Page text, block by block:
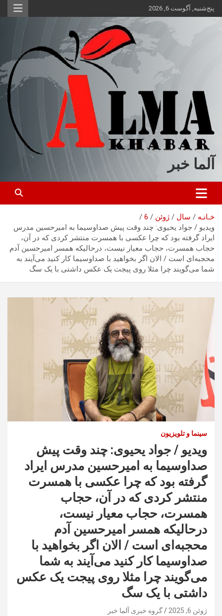
محتوا
پنج‌شنبه, آگوست 6, 2026
آلما خبر
خـانـه سال ژوئن
6
ویدیو / جواد یحیوی: چند وقت پیش صداوسیما به امیرحسین مدرس
ایراد گرفته بود که چرا عکسی با همسرت منتشر کردی که در آن،
حجاب همسرت، حجاب معیار نیست، درحالیکه همسر امیرحسین آدم
محجبه‌ای است / الان اگر بخواهید با صداوسیما کار کنید می‌آیند به
شما می‌گویند چرا مثلا روی پیجت یک عکس داشتی با یک سگ
سینما و تلویزیون
ویدیو / جواد یحیوی: چند وقت پیش
صداوسیما به امیرحسین مدرس ایراد
گرفته بود که چرا عکسی با همسرت
منتشر کردی که در آن، حجاب
همسرت، حجاب معیار نیست،
درحالیکه همسر امیرحسین آدم
محجبه‌ای است / الان اگر بخواهید با
صداوسیما کار کنید می‌آیند به شما
می‌گویند چرا مثلا روی پیجت یک عکس
داشتی با یک سگ
ژوئن 6, 2025 گروه خبری آلما خبر